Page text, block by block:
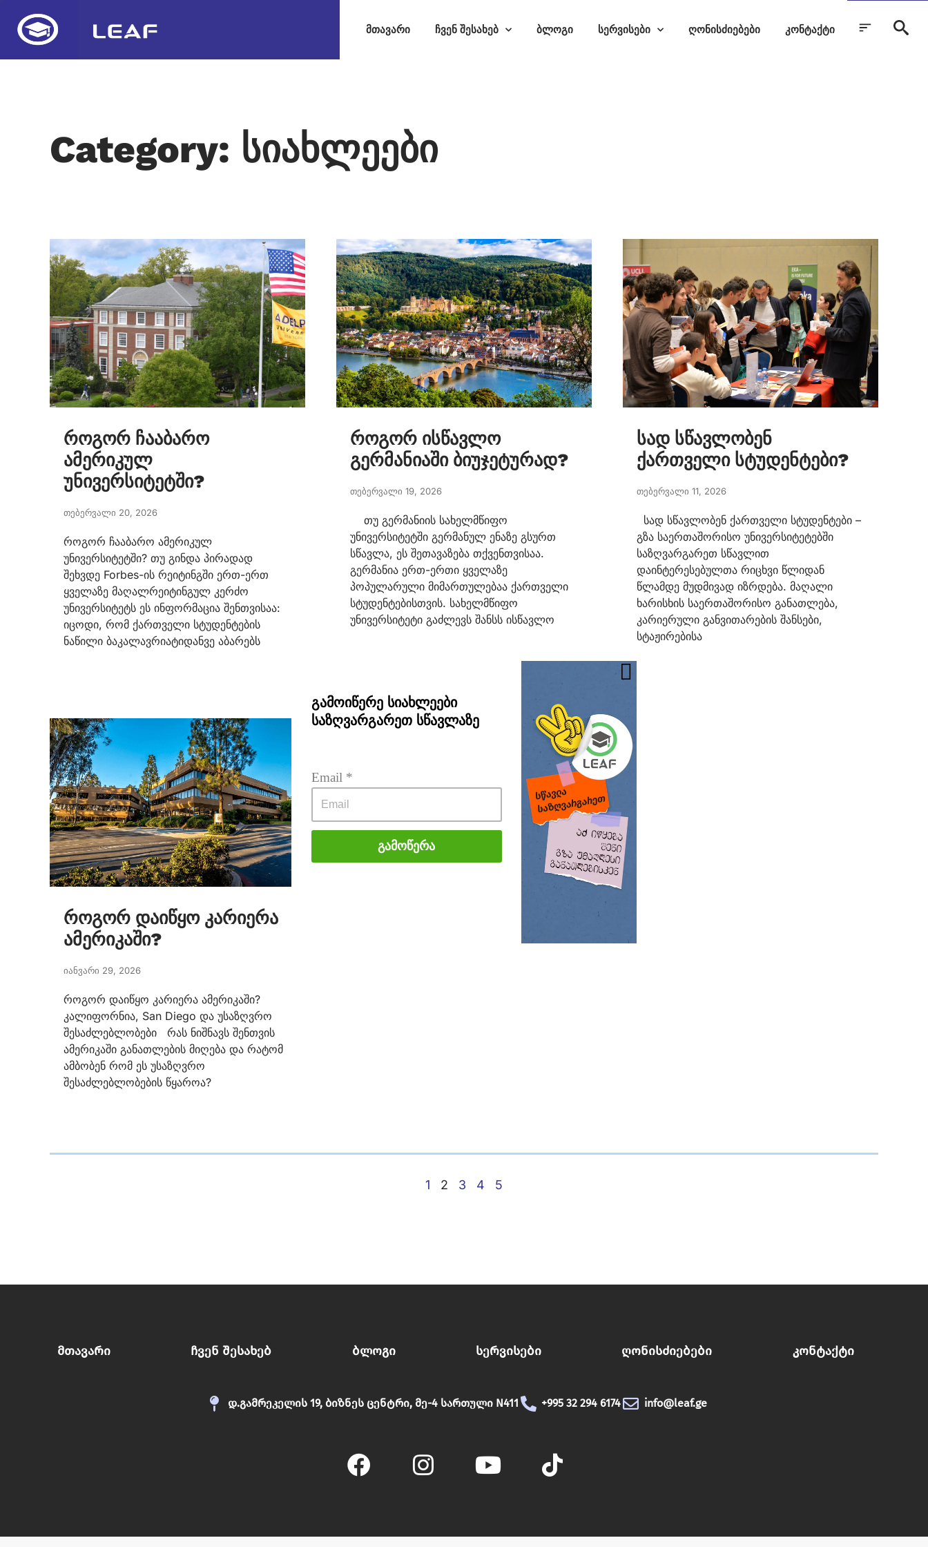
მთავარი ჩვენ შესახებ ბლოგი სერვისები ღონისძიებები კონტაქტი
Category: სიახლეები
როგორ ჩააბარო
ამერიკულ
უნივერსიტეტში?
თებერვალი 20, 2026
როგორ ჩააბარო ამერიკულ
უნივერსიტეტში? თუ გინდა პირადად
შეხვდე Forbes-ის რეიტინგში ერთ-ერთ
ყველაზე მაღალრეიტინგულ კერძო
უნივერსიტეტს ეს ინფორმაცია შენთვისაა:
იცოდი, რომ ქართველი სტუდენტების
ნაწილი ბაკალავრიატიდანვე აბარებს
როგორ ისწავლო
გერმანიაში ბიუჯეტურად?
თებერვალი 19, 2026
თუ გერმანიის სახელმწიფო
უნივერსიტეტში გერმანულ ენაზე გსურთ
სწავლა, ეს შეთავაზება თქვენთვისაა.
გერმანია ერთ-ერთი ყველაზე
პოპულარული მიმართულებაა ქართველი
სტუდენტებისთვის. სახელმწიფო
უნივერსიტეტი გაძლევს შანსს ისწავლო
სად სწავლობენ
ქართველი სტუდენტები?
თებერვალი 11, 2026
სად სწავლობენ ქართველი სტუდენტები –
გზა საერთაშორისო უნივერსიტეტებში
საზღვარგარეთ სწავლით
დაინტერესებულთა რიცხვი წლიდან
წლამდე მუდმივად იზრდება. მაღალი
ხარისხის საერთაშორისო განათლება,
კარიერული განვითარების შანსები,
სტაჟირებისა
როგორ დაიწყო კარიერა
ამერიკაში?
იანვარი 29, 2026
როგორ დაიწყო კარიერა ამერიკაში?
კალიფორნია, San Diego და უსაზღვრო
შესაძლებლობები რას ნიშნავს შენთვის
ამერიკაში განათლების მიღება და რატომ
ამბობენ რომ ეს უსაზღვრო
შესაძლებლობების წყაროა?
1 2 3 4 5
Მთავარი Ჩვენ Შესახებ Ბლოგი Სერვისები Ღონისძიებები Კონტაქტი
დ.გამრეკელის 19, ბიზნეს ცენტრი, მე-4 სართული N411 +995 32 294 6174 info@leaf.ge
გამოიწერე სიახლეები
საზღვარგარეთ სწავლაზე
Email *
Გამოწერა